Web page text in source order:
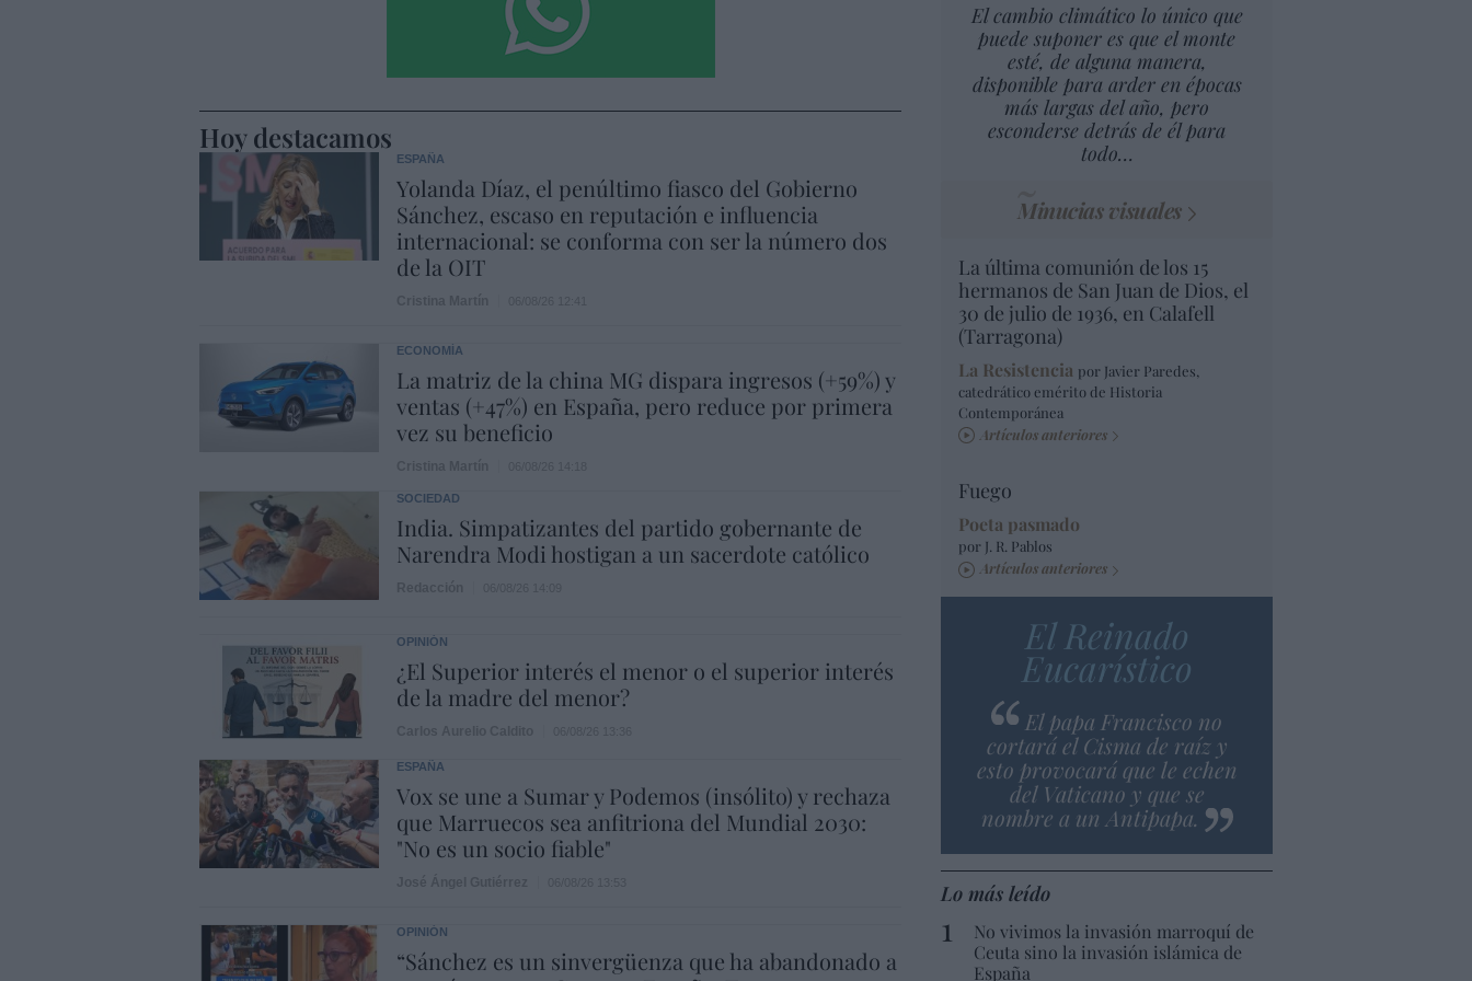
Hoy destacamos
ESPAÑA
Yolanda Díaz, el penúltimo fiasco del Gobierno
Sánchez, escaso en reputación e influencia
internacional: se conforma con ser la número dos
de la OIT
ECONOMÍA
La matriz de la china MG dispara ingresos (+59%) y
ventas (+47%) en España, pero reduce por primera
vez su beneficio
SOCIEDAD
India. Simpatizantes del partido gobernante de
Narendra Modi hostigan a un sacerdote católico
OPINIÓN
¿El Superior interés el menor o el superior interés
de la madre del menor?
ESPAÑA
Vox se une a Sumar y Podemos (insólito) y rechaza
que Marruecos sea anfitriona del Mundial 2030:
"No es un socio fiable"
OPINIÓN
“Sánchez es un sinvergüenza que ha abandonado a
El cambio climático lo único que
puede suponer es que el monte
esté, de alguna manera,
disponible para arder en épocas
más largas del año, pero
esconderse detrás de él para
todo…
Minucias visuales
La última comunión de los 15
hermanos de San Juan de Dios, el
30 de julio de 1936, en Calafell
(Tarragona)
La Resistencia por Javier Paredes,
catedrático emérito de Historia
Contemporánea
Artículos anteriores
Fuego
Poeta pasmado
por J. R. Pablos
Artículos anteriores
El Reinado
Eucarístico
El papa Francisco no
cortará el Cisma de raíz y
esto provocará que le echen
del Vaticano y que se
nombre a un Antipapa.
Lo más leído
No vivimos la invasión marroquí de
Ceuta sino la invasión islámica de
España